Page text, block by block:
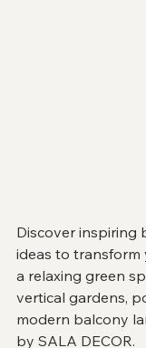
Discover inspiring
ideas to
a relaxing green
vertical gardens,
modern balcony
by SALA DECOR.